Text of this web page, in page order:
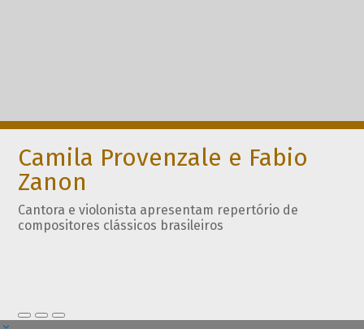
Camila Provenzale e Fabio
Zanon
Cantora e violonista apresentam repertório de
compositores clássicos brasileiros